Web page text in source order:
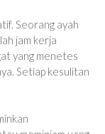
Seorang ayah
jam kerja
yang menetes
Setiap kesulitan